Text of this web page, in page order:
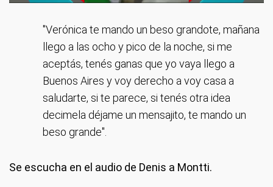
"Verónica te mando un beso grandote, mañana
llego a las ocho y pico de la noche, si me
aceptás, tenés ganas que yo vaya llego a
Buenos Aires y voy derecho a voy casa a
saludarte, si te parece, si tenés otra idea
decimela déjame un mensajito, te mando un
beso grande".
Se escucha en el audio de Denis a Montti.